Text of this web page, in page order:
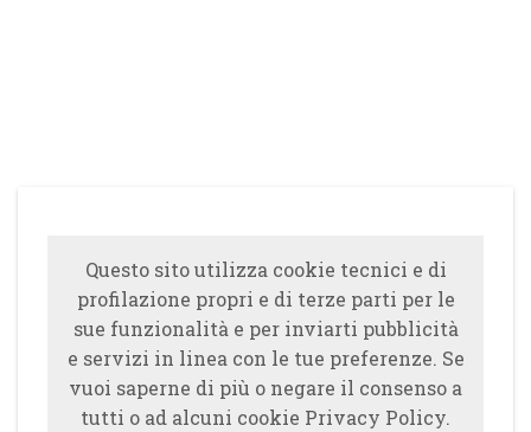
Questo sito utilizza cookie tecnici e di
profilazione propri e di terze parti per le
sue funzionalità e per inviarti pubblicità
e servizi in linea con le tue preferenze. Se
vuoi saperne di più o negare il consenso a
tutti o ad alcuni cookie Privacy Policy.